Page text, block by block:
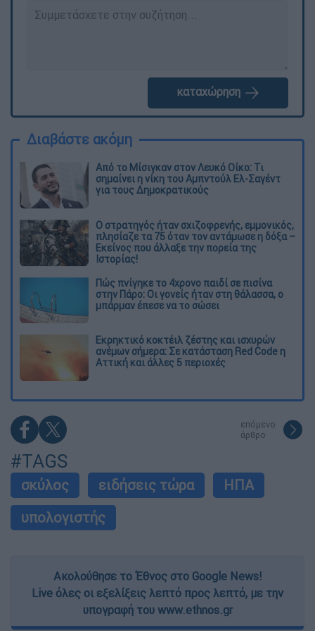
καταχώρηση
Διαβάστε ακόμη
Από το Μίσιγκαν στον Λευκό Οίκο: Τι
σημαίνει η νίκη του Αμπντούλ Ελ-Σαγέντ
για τους Δημοκρατικούς
O στρατηγός ήταν σχιζοφρενής, εμμονικός,
πλησίαζε τα 75 όταν τον αντάμωσε η δόξα –
Εκείνος που άλλαξε την πορεία της
Ιστορίας!
Πώς πνίγηκε το 4χρονο παιδί σε πισίνα
στην Πάρο: Οι γονείς ήταν στη θάλασσα, ο
μπάρμαν έπεσε να το σώσει
Εκρηκτικό κοκτέιλ ζέστης και ισχυρών
ανέμων σήμερα: Σε κατάσταση Red Code η
Αττική και άλλες 5 περιοχές
επόμενο
άρθρο
#TAGS
σκύλος ειδήσεις τώρα
ΗΠΑ
υπολογιστής
Ακολούθησε το Έθνος στο Google News!
Live όλες οι εξελίξεις λεπτό προς λεπτό, με την
υπογραφή του www.ethnos.gr